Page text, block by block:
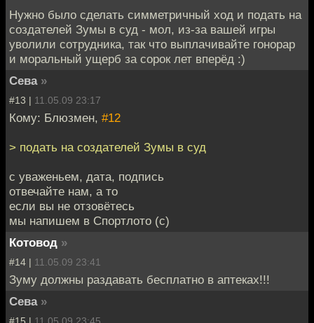
Нужно было сделать симметричный ход и подать на
создателей Зумы в суд - мол, из-за вашей игры
уволили сотрудника, так что выплачивайте гонорар
и моральный ущерб за сорок лет вперёд :)
Сева »
#13 | 11.05.09 23:17
Кому: Блюзмен, #12
> подать на создателей Зумы в суд
с уваженьем, дата, подпись
отвечайте нам, а то
если вы не отзовётесь
мы напишем в Спортлото (c)
Котовод »
#14 | 11.05.09 23:41
Зуму должны раздавать бесплатно в аптеках!!!
Сева »